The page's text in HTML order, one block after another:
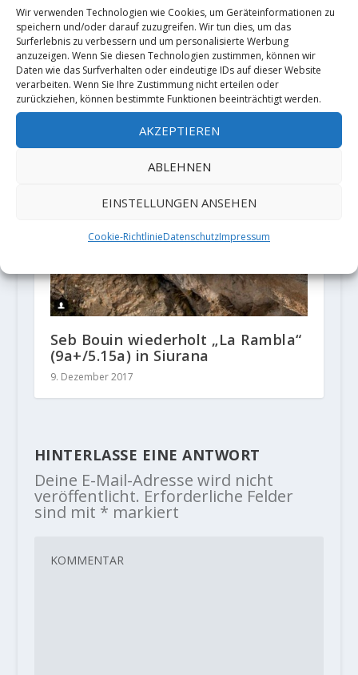
Wir verwenden Technologien wie Cookies, um Geräteinformationen zu
speichern und/oder darauf zuzugreifen. Wir tun dies, um das
Surferlebnis zu verbessern und um personalisierte Werbung
anzuzeigen. Wenn Sie diesen Technologien zustimmen, können wir
Daten wie das Surfverhalten oder eindeutige IDs auf dieser Website
verarbeiten. Wenn Sie Ihre Zustimmung nicht erteilen oder
zurückziehen, können bestimmte Funktionen beeinträchtigt werden.
AKZEPTIEREN
ABLEHNEN
EINSTELLUNGEN ANSEHEN
Cookie-RichtlinieDatenschutzImpressum
Seb Bouin wiederholt „La Rambla“
(9a+/5.15a) in Siurana
9. Dezember 2017
HINTERLASSE EINE ANTWORT
Deine E-Mail-Adresse wird nicht
veröffentlicht. Erforderliche Felder
sind mit * markiert